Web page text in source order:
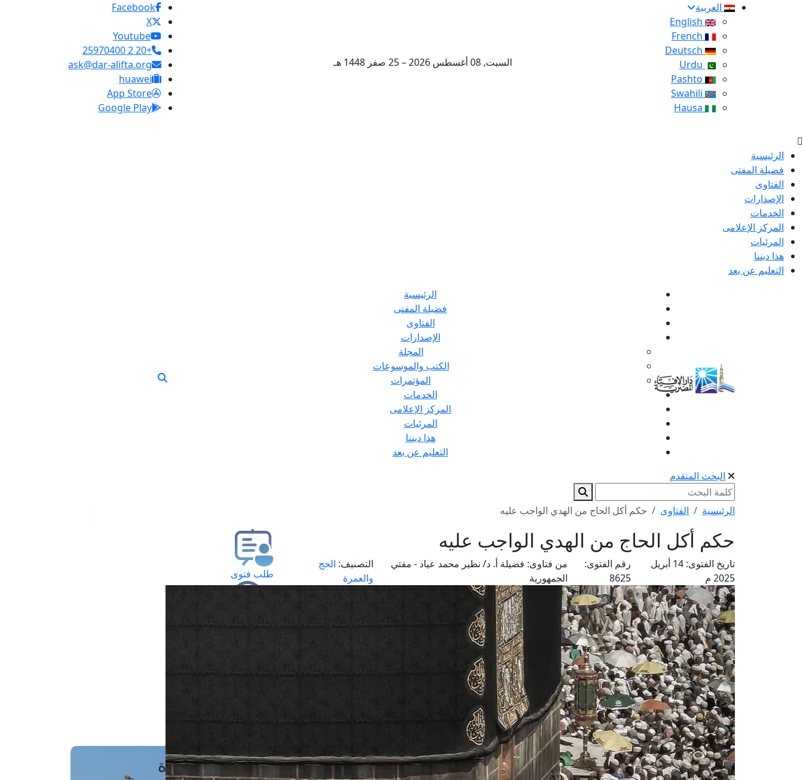
العربية
السبت, 08 أغسطس 2026 – 25 صفر 1448 هـ
Facebook
X
Youtube
+20 2 25970400
ask@dar-alifta.org
huawei
App Store
Google Play
الرئيسية
فضيلة المفتى
الفتاوى
الإصدارات
الخدمات
المركز الإعلامى
المرئيات
هذا ديننا
التعليم عن بعد
الرئيسية
فضيلة المفتى
الفتاوى
الإصدارات
المجلة
الكتب والموسوعات
المؤتمرات
الخدمات
المركز الإعلامى
المرئيات
هذا ديننا
التعليم عن بعد
البحث المتقدم
الرئيسية الفتاوى حكم أكل الحاج من الهدي الواجب عليه
حكم أكل الحاج من الهدي الواجب عليه
تاريخ الفتوى:
14 أبريل
2025 م
رقم الفتوى:
8625
من فتاوى: فضيلة أ. د/ نظير محمد عياد - مفتي
الجمهورية
التصنيف: الحج
والعمرة
طلب فتوى
استعلام عن فتوى
مَواقِيتُ الصَّـــلاة